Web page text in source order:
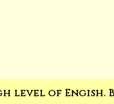
level of